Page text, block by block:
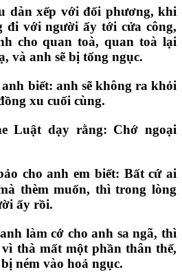
dàn xếp với đối phương, khi
đi với người ấy tới cửa công,
cho quan toà, quan toà lại
và anh sẽ bị tống ngục.
biết: anh sẽ không ra khỏi
xu cuối cùng.
Luật dạy rằng: Chớ ngoại
cho anh em biết: Bất cứ ai
thèm muốn, thì trong lòng
ấy rồi.
làm cớ cho anh sa ngã, thì
thà mất một phần thân thể,
ném vào hoả ngục.